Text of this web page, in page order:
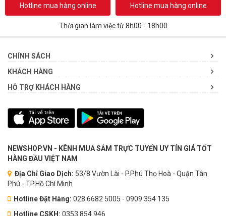
Hotline mua hàng online Hotline mua hàng online
Thời gian làm việc từ 8h00 - 18h00
CHÍNH SÁCH
KHÁCH HÀNG
HỖ TRỢ KHÁCH HÀNG
NEWSHOP.VN - KÊNH MUA SẮM TRỰC TUYẾN UY TÍN GIÁ TỐT
HÀNG ĐẦU VIỆT NAM
Địa Chỉ Giao Dịch: 53/8 Vườn Lài - P.Phú Thọ Hoà - Quận Tân
Phú - TP.Hồ Chí Minh
Hotline Đặt Hàng: 028 6682 5005 - 0909 354 135
Hotline CSKH: 0353.854.946